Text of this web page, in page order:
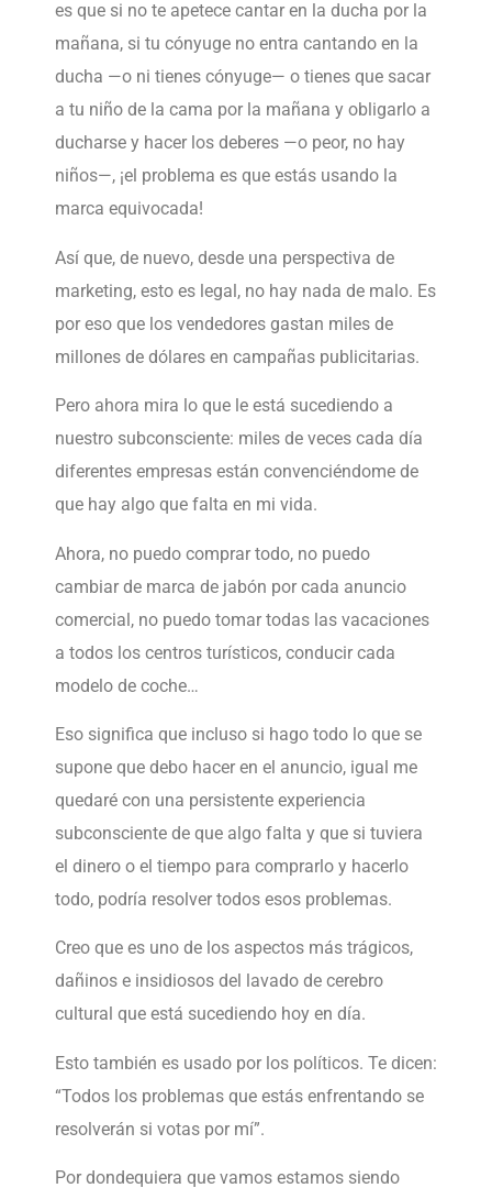
es que si no te apetece cantar en la ducha por la
mañana, si tu cónyuge no entra cantando en la
ducha —o ni tienes cónyuge— o tienes que sacar
a tu niño de la cama por la mañana y obligarlo a
ducharse y hacer los deberes —o peor, no hay
niños—, ¡el problema es que estás usando la
marca equivocada!
Así que, de nuevo, desde una perspectiva de
marketing, esto es legal, no hay nada de malo. Es
por eso que los vendedores gastan miles de
millones de dólares en campañas publicitarias.
Pero ahora mira lo que le está sucediendo a
nuestro subconsciente: miles de veces cada día
diferentes empresas están convenciéndome de
que hay algo que falta en mi vida.
Ahora, no puedo comprar todo, no puedo
cambiar de marca de jabón por cada anuncio
comercial, no puedo tomar todas las vacaciones
a todos los centros turísticos, conducir cada
modelo de coche…
Eso significa que incluso si hago todo lo que se
supone que debo hacer en el anuncio, igual me
quedaré con una persistente experiencia
subconsciente de que algo falta y que si tuviera
el dinero o el tiempo para comprarlo y hacerlo
todo, podría resolver todos esos problemas.
Creo que es uno de los aspectos más trágicos,
dañinos e insidiosos del lavado de cerebro
cultural que está sucediendo hoy en día.
Esto también es usado por los políticos. Te dicen:
“Todos los problemas que estás enfrentando se
resolverán si votas por mí”.
Por dondequiera que vamos estamos siendo